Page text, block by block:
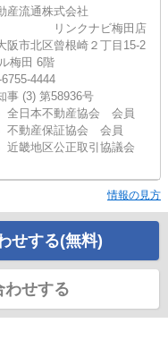
動産流通株式会社
クナビ梅田店
阪市北区曾根崎２丁目15-2
梅田 6階
4444
事 (3) 第58936号
全日本不動産協会 会員
不動産保証協会 会員
近畿地区公正取引協議会
情報の見方
せする(無料)
わせする